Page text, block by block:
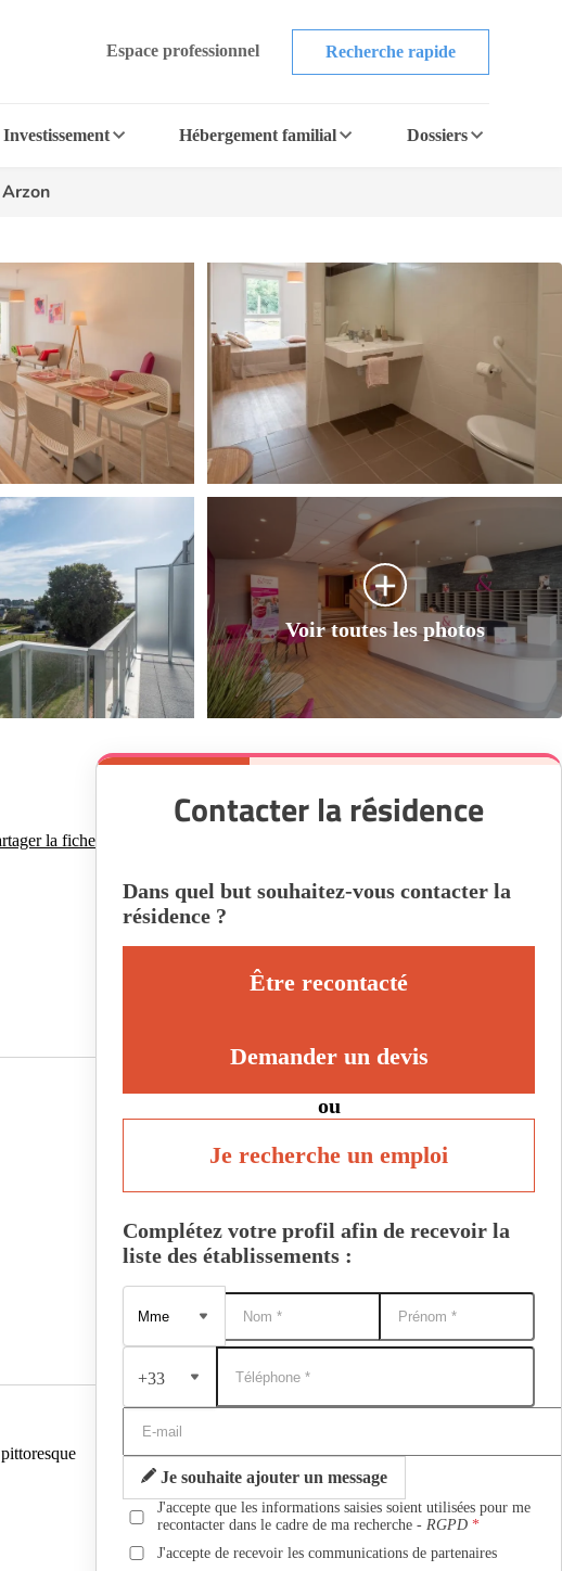
Espace professionnel Recherche rapide
Investissement Hébergement familial Dossiers
la fiche
Contacter la résidence
Dans quel but souhaitez-vous contacter la
résidence ?
Être recontacté
Demander un devis
ou
Je recherche un emploi
Complétez votre profil afin de recevoir la
liste des établissements :
+33
Je souhaite ajouter un message
J'accepte que les informations saisies soient utilisées pour me
recontacter dans le cadre de ma recherche -RGPD
J'accepte de recevoir les communications de partenaires